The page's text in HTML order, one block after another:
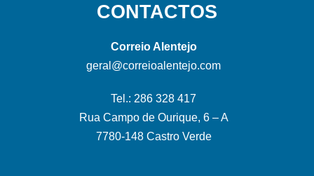
CONTACTOS
Correio Alentejo
geral@correioalentejo.com
Tel.: 286 328 417
Rua Campo de Ourique, 6 – A
7780-148 Castro Verde